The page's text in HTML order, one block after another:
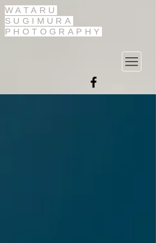
WATARU
SUGIMURA
PHOTOGRAPHY